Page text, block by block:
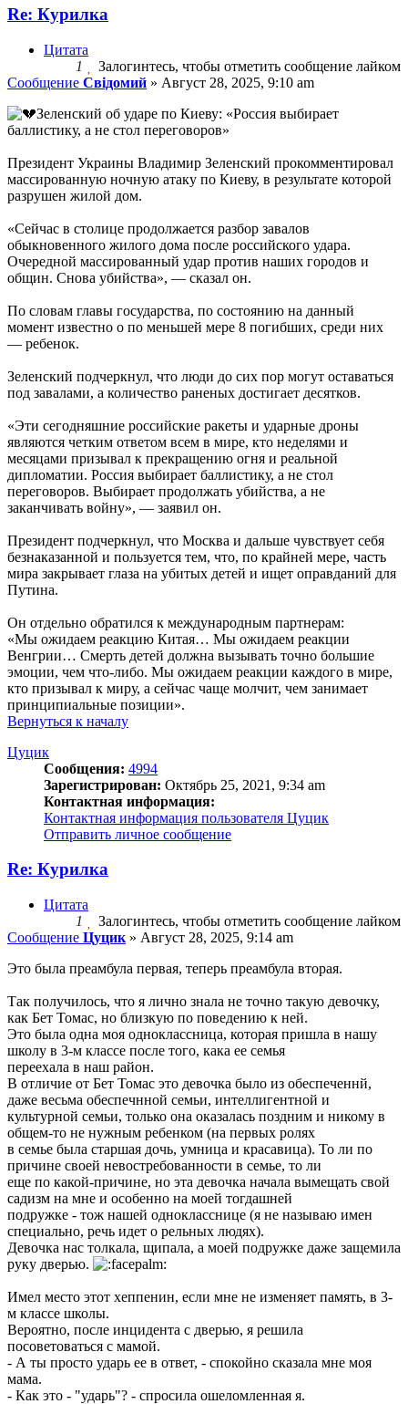
Re: Курилка
Цитата
1
Залогинтесь, чтобы отметить сообщение лайком
Сообщение Свідомий » Август 28, 2025, 9:10 am
Зеленский об ударе по Киеву: «Россия выбирает
баллистику, а не стол переговоров»
Президент Украины Владимир Зеленский прокомментировал
массированную ночную атаку по Киеву, в результате которой
разрушен жилой дом.
«Сейчас в столице продолжается разбор завалов
обыкновенного жилого дома после российского удара.
Очередной массированный удар против наших городов и
общин. Снова убийства», — сказал он.
По словам главы государства, по состоянию на данный
момент известно о по меньшей мере 8 погибших, среди них
— ребенок.
Зеленский подчеркнул, что люди до сих пор могут оставаться
под завалами, а количество раненых достигает десятков.
«Эти сегодняшние российские ракеты и ударные дроны
являются четким ответом всем в мире, кто неделями и
месяцами призывал к прекращению огня и реальной
дипломатии. Россия выбирает баллистику, а не стол
переговоров. Выбирает продолжать убийства, а не
заканчивать войну», — заявил он.
Президент подчеркнул, что Москва и дальше чувствует себя
безнаказанной и пользуется тем, что, по крайней мере, часть
мира закрывает глаза на убитых детей и ищет оправданий для
Путина.
Он отдельно обратился к международным партнерам:
«Мы ожидаем реакцию Китая… Мы ожидаем реакции
Венгрии… Смерть детей должна вызывать точно большие
эмоции, чем что-либо. Мы ожидаем реакции каждого в мире,
кто призывал к миру, а сейчас чаще молчит, чем занимает
принципиальные позиции».
Вернуться к началу
Цуцик
Сообщения: 4994
Зарегистрирован: Октябрь 25, 2021, 9:34 am
Контактная информация:
Контактная информация пользователя Цуцик
Отправить личное сообщение
Re: Курилка
Цитата
1
Залогинтесь, чтобы отметить сообщение лайком
Сообщение Цуцик » Август 28, 2025, 9:14 am
Это была преамбула первая, теперь преамбула вторая.
Так получилось, что я лично знала не точно такую девочку,
как Бет Томас, но близкую по поведению к ней.
Это была одна моя одноклассница, которая пришла в нашу
школу в 3-м классе после того, кака ее семья
переехала в наш район.
В отличие от Бет Томас это девочка было из обеспеченнй,
даже весьма обеспечнной семьи, интеллигентной и
культурной семьи, только она оказалась поздним и никому в
общем-то не нужным ребенком (на первых ролях
в семье была старшая дочь, умница и красавица). То ли по
причине своей невостребованности в семье, то ли
еще по какой-причине, но эта девочка начала вымещать свой
садизм на мне и особенно на моей тогдашней
подружке - тож нашей однокласснице (я не называю имен
специально, речь идет о рельных людях).
Девочка нас толкала, щипала, а моей подружке даже защемила
руку дверью.
Имел место этот хеппенин, если мне не изменяет память, в 3-
м классе школы.
Вероятно, после инцидента с дверью, я решила
посоветоваться с мамой.
- А ты просто ударь ее в ответ, - спокойно сказала мне моя
мама.
- Как это - "ударь"? - спросила ошеломленная я.